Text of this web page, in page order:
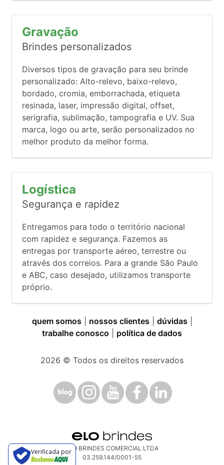
Gravação
Brindes personalizados
Diversos tipos de gravação para seu brinde
personalizado: Alto-relevo, baixo-relevo,
bordado, cromia, emborrachada, etiqueta
resinada, laser, impressão digital, offset,
serigrafia, sublimação, tampografia e UV. Sua
marca, logo ou arte, serão personalizados no
melhor produto da melhor forma.
Logística
Segurança e rapidez
Entregamos para todo o território nacional
com rapidez e segurança. Fazemos as
entregas por transporte aéreo, terrestre ou
através dos correios. Para a grande São Paulo
e ABC, caso desejado, utilizamos transporte
próprio.
quem somos nossos clientes dúvidas
trabalhe conosco
política de dados
2026 © Todos os direitos reservados
ELO BRINDES COMERCIAL LTDA
03.259.144/0001-55
Verificada por